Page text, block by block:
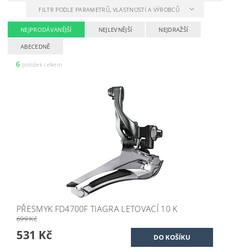
FILTR PODLE PARAMETRŮ, VLASTNOSTÍ A VÝROBCŮ
NEJPRODÁVANĚJŠÍ NEJLEVNĚJŠÍ NEJDRAŽŠÍ
ABECEDNĚ
6 položek celkem
PŘESMYK FD4700F TIAGRA LETOVACÍ 10 K
699 Kč
531 Kč